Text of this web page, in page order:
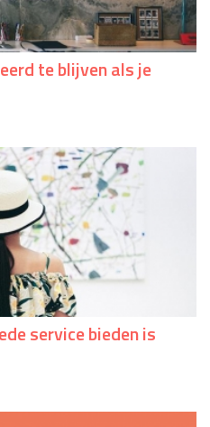
te blijven als je
service bieden is